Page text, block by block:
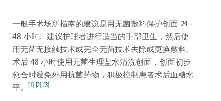
一般手术场所指南的建议是用无菌敷料保护创面 24 -
48 小时。建议护理者进行适当的手部卫生，然后使
用无菌无接触技术或完全无菌技术去除或更换敷料。
术后 48 小时使用无菌生理盐水清洗创面，创面初步
愈合时避免外用抗菌药物，积极控制患者术后血糖水
平。
[1] [2] [3]